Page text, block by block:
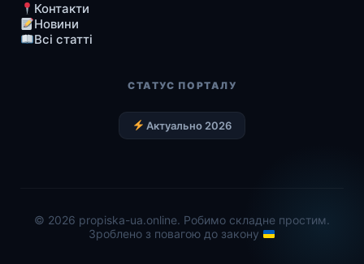
Контакти
Новини
Всі статті
СТАТУС ПОРТАЛУ
Актуально 2026
© 2026 propiska-ua.online. Робимо складне простим.
Зроблено з повагою до закону